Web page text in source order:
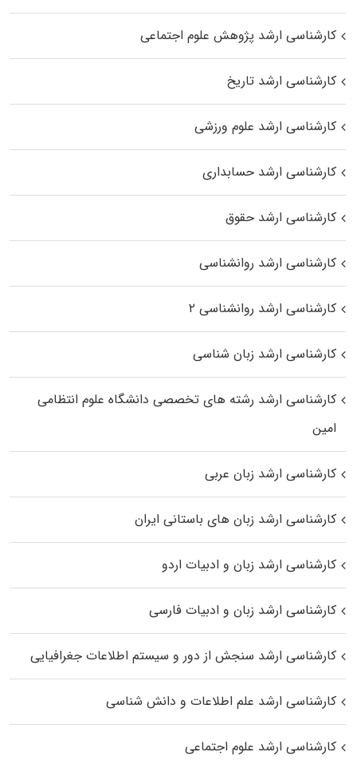
کارشناسی ارشد پژوهش علوم اجتماعی
کارشناسی ارشد تاریخ
کارشناسی ارشد علوم ورزشی
کارشناسی ارشد حسابداری
کارشناسی ارشد حقوق
کارشناسی ارشد روانشناسی
کارشناسی ارشد روانشناسی ۲
کارشناسی ارشد زبان شناسی
کارشناسی ارشد رﺷﺘﻪ ﻫﺎی تخصصی داﻧﺸﮕﺎه ﻋﻠﻮم انتظامی
اﻣﻴﻦ
کارشناسی ارشد زبان عربی
کارشناسی ارشد زبان‌ های باستانی ایران
کارشناسی ارشد زبان و ادبیات اردو
کارشناسی ارشد زبان و ادبیات فارسی
کارشناسی ارشد سنجش از دور و سیستم اطلاعات جغرافیایی
کارشناسی ارشد علم اطلاعات و دانش شناسی
کارشناسی ارشد علوم اجتماعی